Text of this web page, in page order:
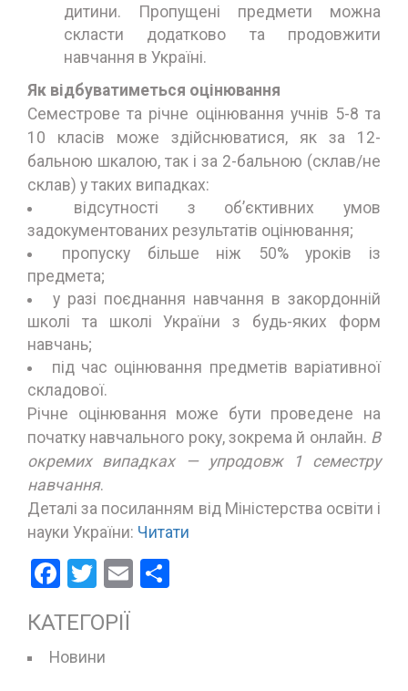
дитини. Пропущені предмети можна
скласти додатково та продовжити
навчання в Україні.
Як відбуватиметься оцінювання
Семестрове та річне оцінювання учнів 5-8 та
10 класів може здійснюватися, як за 12-
бальною шкалою, так і за 2-бальною (склав/не
склав) у таких випадках:
відсутності з об’єктивних умов
задокументованих результатів оцінювання;
пропуску більше ніж 50% уроків із
предмета;
у разі поєднання навчання в закордонній
школі та школі України з будь-яких форм
навчань;
під час оцінювання предметів варіативної
складової.
Річне оцінювання може бути проведене на
початку навчального року, зокрема й онлайн. В
окремих випадках — упродовж 1 семестру
навчання.
Деталі за посиланням від Міністерства освіти і
науки України: Читати
Facebook
Twitter
Email
КАТЕГОРІЇ
Новини